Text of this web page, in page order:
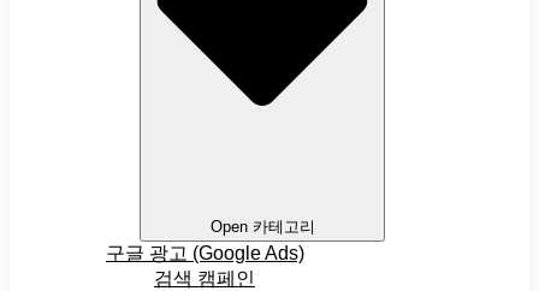
Open 카테고리
구글 광고 (Google Ads)
검색 캠페인